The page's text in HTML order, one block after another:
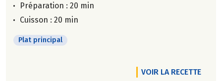
Préparation : 20 min
Cuisson : 20 min
Plat principal
VOIR LA RECETTE